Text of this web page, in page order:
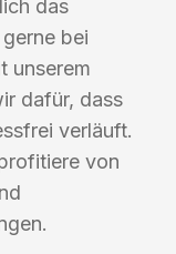
das
bei
unserem
dafür, dass
verläuft.
von